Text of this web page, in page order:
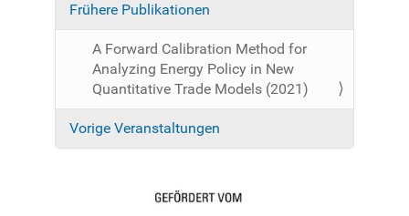
v
t
i
Frühere Publikationen
A Forward Calibration Method for
Analyzing Energy Policy in New
Quantitative Trade Models (2021)
Vorige Veranstaltungen